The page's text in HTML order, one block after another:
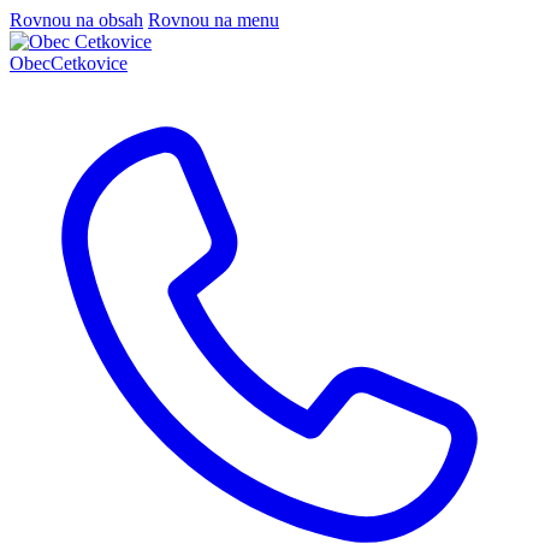
Rovnou na obsah Rovnou na menu
ObecCetkovice